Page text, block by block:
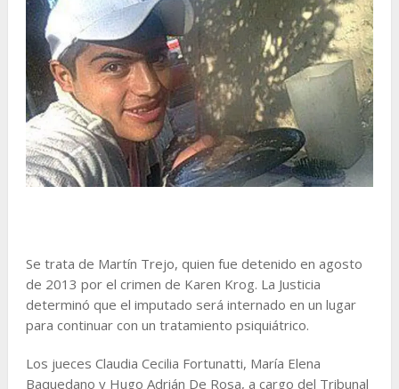
Se trata de Martín Trejo, quien fue detenido en agosto
de 2013 por el crimen de Karen Krog. La Justicia
determinó que el imputado será internado en un lugar
para continuar con un tratamiento psiquiátrico.
Los jueces Claudia Cecilia Fortunatti, María Elena
Baquedano y Hugo Adrián De Rosa, a cargo del Tribunal